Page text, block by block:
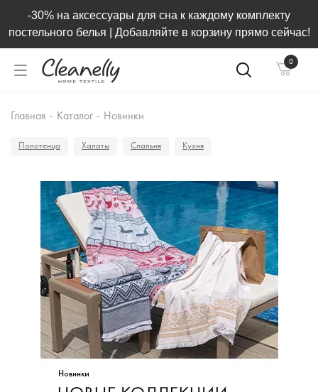
-30% на аксессуары для сна к каждому комплекту
постельного белья | Добавляйте в корзину прямо сейчас!
0
Главная - Каталог - Новинки
Полотенца Халаты Спальня Кухня